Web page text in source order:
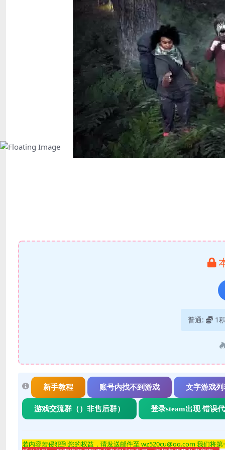
普通: 1
新手教程 账号内找不到游戏 文字游戏列
游戏交流群（）非售后群） 登录steam出现 错误
若内容若侵犯到您的权益，请发送邮件至 wz520cu@qq.com 我们将